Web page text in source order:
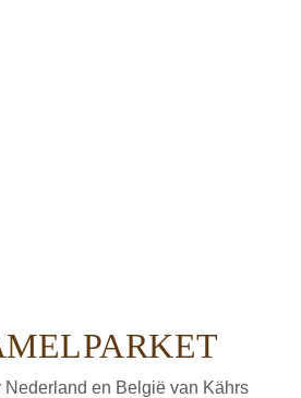
en België van Kährs